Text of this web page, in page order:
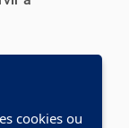
cookies ou